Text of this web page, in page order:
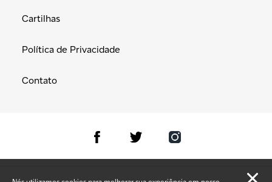
Cartilhas
Política de Privacidade
Contato